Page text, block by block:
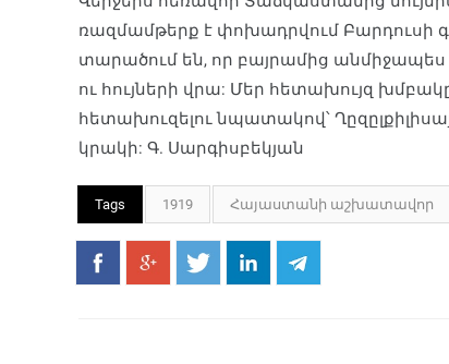
ռազմամթերք է փոխադրվում Բարդուսի
տարածում են, որ բայրամից անմիջապես
ու հույների վրա: Մեր հետախույզ
հետախուզելու նպատակով՝
կրակի: Գ. Սարգիսբեկյան
Tags 1919 Հայաստանի աշխատավոր